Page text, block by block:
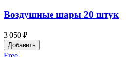
Воздушные шары 20 штук
3 050 ₽
Добавить
Free